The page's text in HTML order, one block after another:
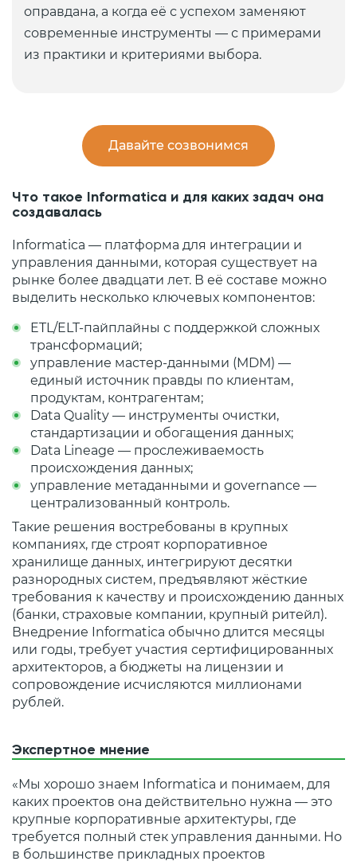
оправдана, а когда её с успехом заменяют
современные инструменты — с примерами
из практики и критериями выбора.
Давайте созвонимся
Что такое Informatica и для каких задач она
создавалась
Informatica — платформа для интеграции и
управления данными, которая существует на
рынке более двадцати лет. В её составе можно
выделить несколько ключевых компонентов:
ETL/ELT‑пайплайны с поддержкой сложных
трансформаций;
управление мастер‑данными (MDM) —
единый источник правды по клиентам,
продуктам, контрагентам;
Data Quality — инструменты очистки,
стандартизации и обогащения данных;
Data Lineage — прослеживаемость
происхождения данных;
управление метаданными и governance —
централизованный контроль.
Такие решения востребованы в крупных
компаниях, где строят корпоративное
хранилище данных, интегрируют десятки
разнородных систем, предъявляют жёсткие
требования к качеству и происхождению данных
(банки, страховые компании, крупный ритейл).
Внедрение Informatica обычно длится месяцы
или годы, требует участия сертифицированных
архитекторов, а бюджеты на лицензии и
сопровождение исчисляются миллионами
рублей.
Экспертное мнение
«Мы хорошо знаем Informatica и понимаем, для
каких проектов она действительно нужна — это
крупные корпоративные архитектуры, где
требуется полный стек управления данными. Но
в большинстве прикладных проектов